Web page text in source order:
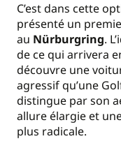
C’est dans cette
présenté un
au Nürburgring.
de ce qui arrivera
découvre une
agressif qu’une
distingue par son
allure élargie et
plus radicale.